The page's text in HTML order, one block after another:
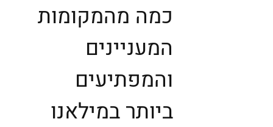
כמה מהמקומות
המעניינים
והמפתיעים
ביותר במילאנו